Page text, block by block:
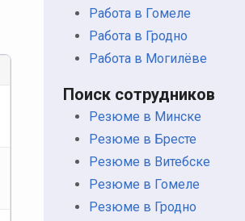
Работа в Гомеле
Работа в Гродно
Работа в Могилёве
Поиск сотрудников
Резюме в Минске
Резюме в Бресте
Резюме в Витебске
Резюме в Гомеле
Резюме в Гродно